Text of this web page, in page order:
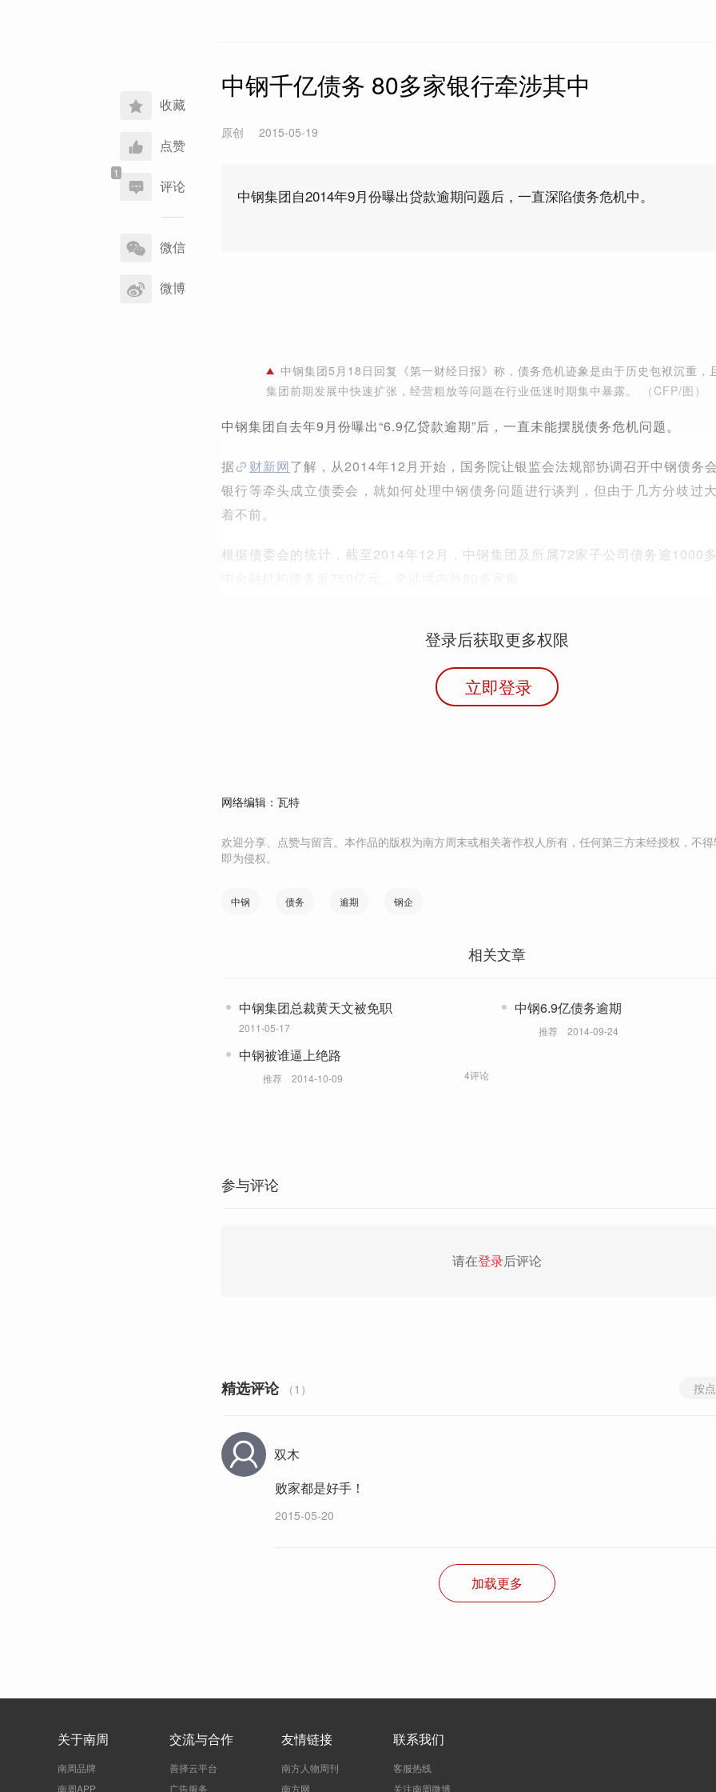
收藏
点赞
评论
享
到
微信
微博
中钢千亿债务 80多家银行牵涉其中
原创 2015-05-19
中钢集团自2014年9月份曝出贷款逾期问题后，一直深陷债务危机中。
中钢集团5月18日回复《第一财经日报》称，债务危机迹象是由于历史包袱沉重，
集团前期发展中快速扩张，经营粗放等问题在行业低迷时期集中暴露。
（CFP/图）
中钢集团自去年9月份曝出“6.9亿贷款逾期”后，一直未能摆脱债务危机问题。
据 财新网了解，从2014年12月开始，国务院让银监会法规部协调召开中钢债务
银行等牵头成立债委会，就如何处理中钢债务问题进行谈判，但由于几方分歧过
着不前。
根据债委会的统计，截至2014年12月，中钢集团及所属72家子公司债务逾1000
登录后获取更多权限
立即登录
网络编辑：瓦特
欢迎分享、点赞与留言。本作品的版权为南方周末或相关著作权人所有，任何第三方未经授权，不
即为侵权。
中钢 债务 逾期 钢企
相关文章
中钢集团总裁黄天文被免职
2011-05-17
中钢6.9亿债务逾期
推荐 2014-09-24
中钢被谁逼上绝路
推荐 2014-10-09 4评论
参与评论
请在登录后评论
精选评论 （1） 按
双木
败家都是好手！
2015-05-20
加载更多
关于南周
南周品牌
南周APP
交流与合作
善择云平台
广告服务
友情链接
南方人物周刊
南方网
联系我们
客服热线
关注南周微博